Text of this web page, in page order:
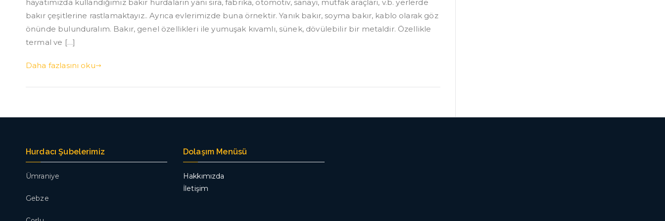
Fiyatları
için
hayatımızda kullandığımız bakır hurdaların yanı sıra, fabrika, otomotiv, sanayi, mutfak araçları, v.b. yerlerde
bakır çeşitlerine rastlamaktayız.. Ayrıca evlerimizde buna örnektir. Yanık bakır, soyma bakır, kablo olarak göz
önünde bulunduralım. Bakır, genel özellikleri ile yumuşak kıvamlı, sünek, dövülebilir bir metaldir. Özellikle
termal ve […]
Daha fazlasını oku
Hurdacı Şubelerimiz
Ümraniye
Gebze
Dolaşım Menüsü
Hakkımızda
İletişim